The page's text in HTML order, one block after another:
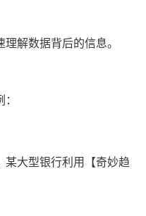
解数据背后的信息。
大型银行利用【奇妙趋